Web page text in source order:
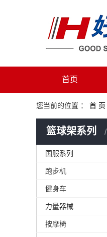
首页
您当前的位置 ： 首 页
篮球架系列
国服系列
跑步机
健身车
力量器械
按摩椅